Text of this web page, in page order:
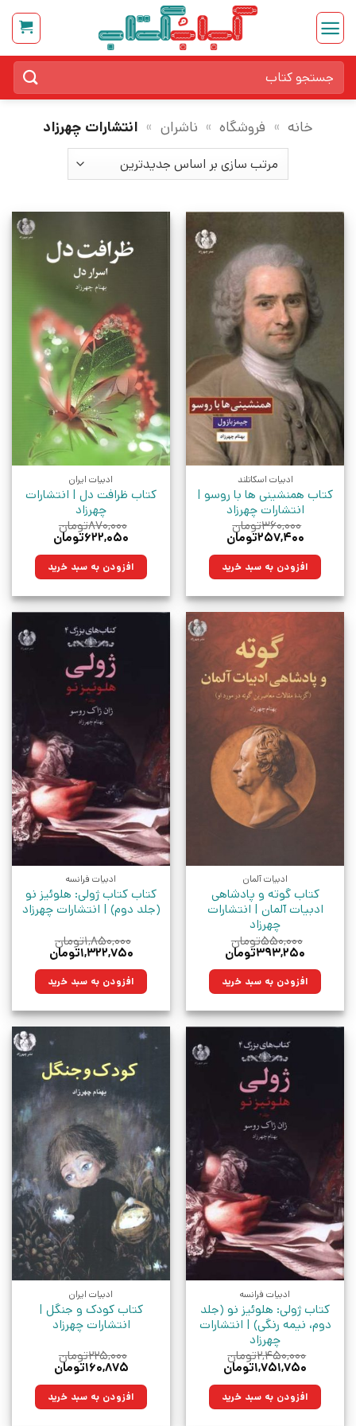
Skip
content
برای:
خانه » فروشگاه » ناشران » انتشارات چهرزاد
ادبیات اسکاتلند
کتاب همنشینی ها با روسو |
انتشارات چهرزاد
۳۶۰,۰۰۰تومان
قیمت
۳۶۰,۰۰۰تومان
بود.
۲۵۷,۴۰۰تومان
۲۵۷,۴۰۰تومان.افزودن به سبد خرید
ادبیات ایران
کتاب ظرافت دل | انتشارات
چهرزاد
۸۷۰,۰۰۰تومان
قیمت
۸۷۰,۰۰۰تومان
بود.
۶۲۲,۰۵۰تومان
۶۲۲,۰۵۰تومان.افزودن به سبد خرید
ادبیات آلمان
کتاب گوته و پادشاهی
ادبیات آلمان | انتشارات
چهرزاد
۵۵۰,۰۰۰تومان
قیمت
۵۵۰,۰۰۰تومان
بود.
۳۹۳,۲۵۰تومان
۳۹۳,۲۵۰تومان.افزودن به سبد خرید
ادبیات فرانسه
کتاب کتاب ژولی: هلوئیز نو
(جلد دوم) | انتشارات چهرزاد
۱,۸۵۰,۰۰۰تومان
قیمت
۱,۸۵۰,۰۰۰تومان
بود.
۱,۳۲۲,۷۵۰تومان
۱,۳۲۲,۷۵۰تومان. افزودن به سبد خرید
ادبیات فرانسه
کتاب ژولی: هلوئیز نو (جلد
دوم، نیمه رنگی) | انتشارات
چهرزاد
۲,۴۵۰,۰۰۰تومان
قیمت
۲,۴۵۰,۰۰۰تومان
بود.
۱,۷۵۱,۷۵۰تومان
۱,۷۵۱,۷۵۰تومان. افزودن به سبد خرید
ادبیات ایران
کتاب کودک و جنگل |
انتشارات چهرزاد
۲۲۵,۰۰۰تومان
قیمت
۲۲۵,۰۰۰تومان
بود.
۱۶۰,۸۷۵تومان
۱۶۰,۸۷۵تومان.افزودن به سبد خرید